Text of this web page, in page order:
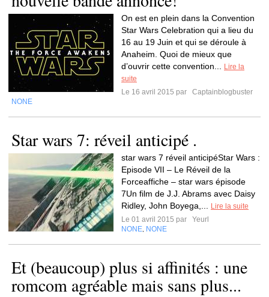
On est en plein dans la Convention
Star Wars Celebration qui a lieu du
16 au 19 Juin et qui se déroule à
Anaheim. Quoi de mieux que
d’ouvrir cette convention...
Lire la
suite
Le 16 avril 2015 par
Captainblogbuster
NONE
Star wars 7: réveil anticipé .
star wars 7 réveil anticipéStar Wars :
Episode VII – Le Réveil de la
Forceaffiche – star wars épisode
7Un film de J.J. Abrams avec Daisy
Ridley, John Boyega,...
Lire la suite
Le 01 avril 2015 par
Yeurl
NONE NONE
Et (beaucoup) plus si affinités : une
romcom agréable mais sans plus...